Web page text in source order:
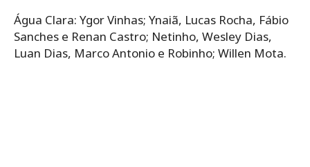
Água Clara: Ygor Vinhas; Ynaiã, Lucas Rocha, Fábio
Sanches e Renan Castro; Netinho, Wesley Dias,
Luan Dias, Marco Antonio e Robinho; Willen Mota.